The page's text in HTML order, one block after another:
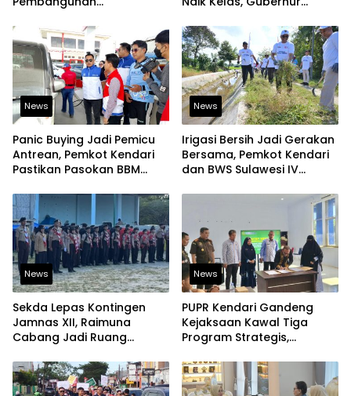
Tembus Pasar Ekspor
News
Panic Buying Jadi Pemicu
Antrean, Pemkot Kendari
Pastikan Pasokan BBM
News
Irigasi Bersih Jadi Gerakan
Bersama, Pemkot Kendari
dan BWS Sulawesi IV
Pangan
News
Sekda Lepas Kontingen
Jamnas XII, Raimuna
Cabang Jadi Ruang
dan Berjiwa Pemimpin
News
PUPR Kendari Gandeng
Kejaksaan Kawal Tiga
Program Strategis,
Bangun Infrastruktur
Berintegritas